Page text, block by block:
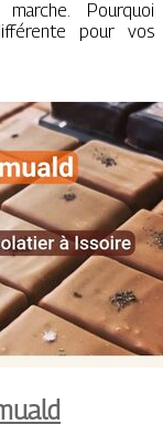
Pourquoi
pour vos